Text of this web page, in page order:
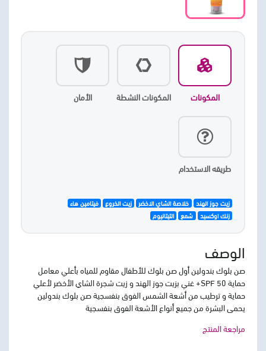
المكونات المكونات النشطة الأمان
طريقه الاستخدام
زيت جوز الهند خلاصة الشاي الاخضر زيت الخروع فيتامين هاء
زنك اوكسيد شمع التيتانيوم
الوصف
صن بلوك بندولين أول صن بلوك للأطفال مقاوم للمياه بأعلي معامل
حماية SPF 50+ غني بزيت جوز الهند و زيت شجرة الشاي الأخضر لأعلي
حماية و ترطيب من أشعة الشمس الفوق بنفسجية صن بلوك بندولين
يحمي البشرة من جميع أنواع الأشعة الفوق بنفسجية
مراجعة المنتج